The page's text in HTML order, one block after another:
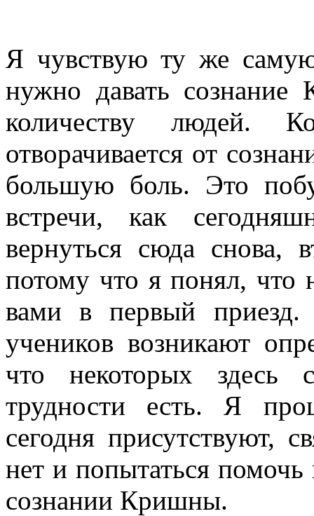
Я чувствую ту же
нужно давать
количеству людей.
отворачивается от
большую боль. Это
встречи, как
вернуться сюда снова,
потому что я понял, что
вами в первый
учеников возникают
что некоторых здесь
трудности есть. Я
сегодня присутствуют,
нет и попытаться
сознании Кришны.